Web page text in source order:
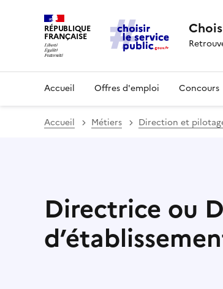
RÉPUBLIQUE
FRANÇAISE
Accueil Offres d'emploi Concours
Accueil Métiers Direction et
Directrice ou